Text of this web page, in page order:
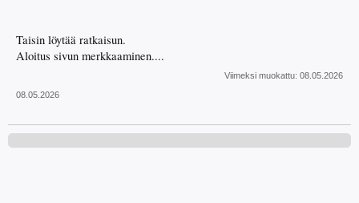
Taisin löytää ratkaisun.
Aloitus sivun merkkaaminen....
Viimeksi muokattu: 08.05.2026
08.05.2026